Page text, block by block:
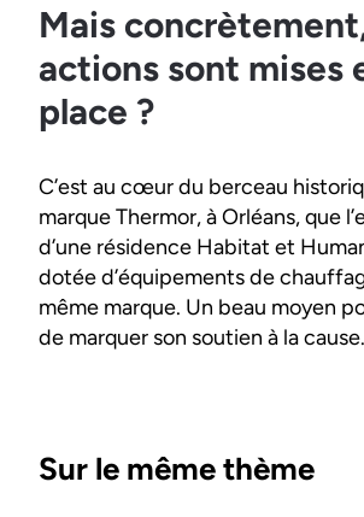
Mais
actions sont mises
place ?
C’est au cœur du berceau
marque Thermor, à Orléans, que
d’une résidence Habitat et
dotée d’équipements de
même marque. Un beau moyen
de marquer son soutien à la cause.
Sur le même thème